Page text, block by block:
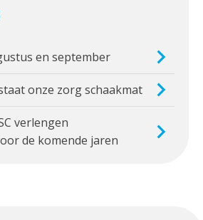
en september
onze zorg schaakmat
verlengen
de komende jaren